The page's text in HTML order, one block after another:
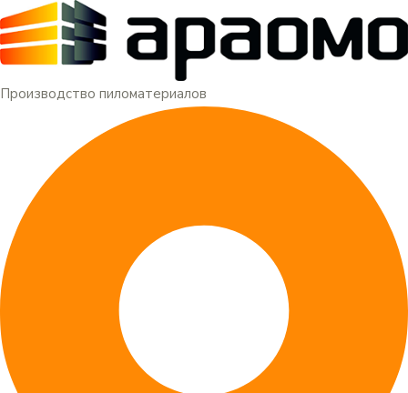
Производство пиломатериалов
Меню
Перейти
к
содержимому